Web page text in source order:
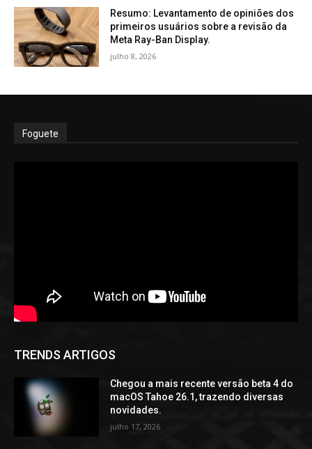
Resumo: Levantamento de opiniões dos
primeiros usuários sobre a revisão da
Meta Ray-Ban Display.
julho 8, 2026
Foguete
TRENDS ARTIGOS
Chegou a mais recente versão beta 4 do
macOS Tahoe 26.1, trazendo diversas
novidades.
julho 17, 2026